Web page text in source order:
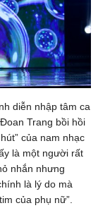
diễn nhập tâm ca
Trang bồi hồi
của nam nhạc
là một người rất
nhắn nhưng
là lý do mà
của phụ nữ”.